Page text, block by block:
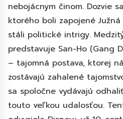
nebojácnym činom. Dozvie
ktorého boli zapojené
stáli politické intrigy.
predstavuje San-Ho (Gang
– tajomná postava, ktorej
zostávajú zahalené
sa spoločne vydávajú
touto veľkou udalosťou.